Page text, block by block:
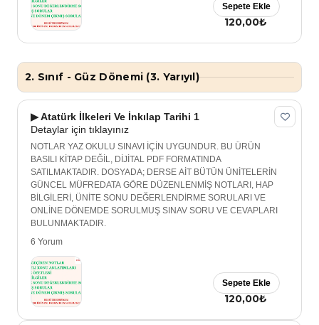
120,00₺
Sepete Ekle
2. Sınıf - Güz Dönemi (3. Yarıyıl)
▶ Atatürk İlkeleri Ve İnkılap Tarihi 1
Detaylar için tıklayınız
NOTLAR YAZ OKULU SINAVI İÇİN UYGUNDUR. BU ÜRÜN
BASILI KİTAP DEĞİL, DİJİTAL PDF FORMATINDA
SATILMAKTADIR. DOSYADA; DERSE AİT BÜTÜN ÜNİTELERİN
GÜNCEL MÜFREDATA GÖRE DÜZENLENMİŞ NOTLARI, HAP
BİLGİLERİ, ÜNİTE SONU DEĞERLENDİRME SORULARI VE
ONLİNE DÖNEMDE SORULMUŞ SINAV SORU VE CEVAPLARI
BULUNMAKTADIR.
6 Yorum
120,00₺
Sepete Ekle